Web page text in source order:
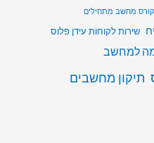
מחשב מתחילים
שירות לקוחות עידן פלוס
למחשב
תיקון מחשבים